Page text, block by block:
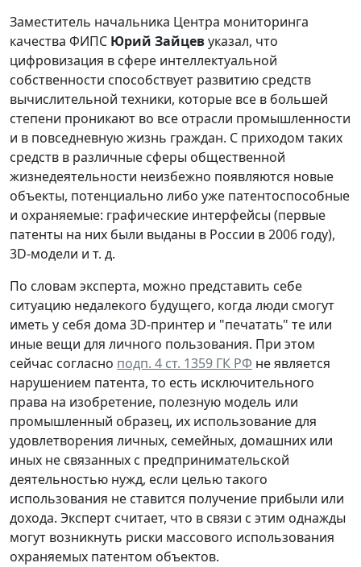
Заместитель начальника Центра мониторинга
качества ФИПС Юрий Зайцевуказал, что
цифровизация в сфере интеллектуальной
собственности способствует развитию средств
вычислительной техники, которые все в большей
степени проникают во все отрасли промышленности
и в повседневную жизнь граждан. С приходом таких
средств в различные сферы общественной
жизнедеятельности неизбежно появляются новые
объекты, потенциально либо уже патентоспособные
и охраняемые: графические интерфейсы (первые
патенты на них были выданы в России в 2006 году),
3D-модели и т. д.
По словам эксперта, можно представить себе
ситуацию недалекого будущего, когда люди смогут
иметь у себя дома 3D-принтер и "печатать" те или
иные вещи для личного пользования. При этом
сейчас согласно подп. 4 ст. 1359 ГК РФ не является
нарушением патента, то есть исключительного
права на изобретение, полезную модель или
промышленный образец, их использование для
удовлетворения личных, семейных, домашних или
иных не связанных с предпринимательской
деятельностью нужд, если целью такого
использования не ставится получение прибыли или
дохода. Эксперт считает, что в связи с этим однажды
могут возникнуть риски массового использования
охраняемых патентом объектов.